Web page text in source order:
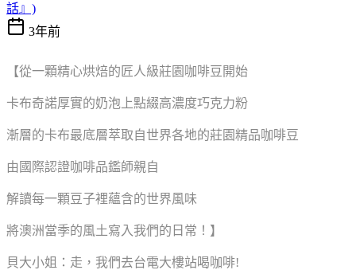
話』)
3年前
【從一顆精心烘焙的匠人級莊園咖啡豆開始
卡布奇諾厚實的奶泡上點綴高濃度巧克力粉
漸層的卡布最底層萃取自世界各地的莊園精品咖啡豆
由國際認證咖啡品鑑師親自
解讀每一顆豆子裡蘊含的世界風味
將澳洲當季的風土寫入我們的日常！】
貝大小姐：走，我們去台電大樓站喝咖啡!